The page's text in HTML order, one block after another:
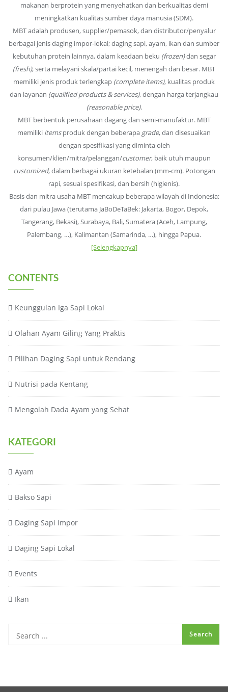
makanan berprotein yang menyehatkan dan berkualitas demi
meningkatkan kualitas sumber daya manusia (SDM).
MBT adalah produsen, supplier/pemasok, dan distributor/penyalur
berbagai jenis daging impor-lokal; daging sapi, ayam, ikan dan sumber
kebutuhan protein lainnya, dalam keadaan beku (frozen)dan segar
(fresh), serta melayani skala/partai kecil, menengah dan besar. MBT
memiliki jenis produk terlengkap (complete items), kualitas produk
dan layanan (qualified products & services), dengan harga terjangkau
(reasonable price).
MBT berbentuk perusahaan dagang dan semi-manufaktur. MBT
memiliki itemsproduk dengan beberapa grade, dan disesuaikan
dengan spesifikasi yang diminta oleh
konsumen/klien/mitra/pelanggan/customer, baik utuh maupun
customized, dalam berbagai ukuran ketebalan (mm-cm). Potongan
rapi, sesuai spesifikasi, dan bersih (higienis).
Basis dan mitra usaha MBT mencakup beberapa wilayah di Indonesia;
dari pulau Jawa (terutama JaBoDeTaBek: Jakarta, Bogor, Depok,
Tangerang, Bekasi), Surabaya, Bali, Sumatera (Aceh, Lampung,
Palembang, …), Kalimantan (Samarinda, …), hingga Papua.
[Selengkapnya]
CONTENTS
Keunggulan Iga Sapi Lokal
Olahan Ayam Giling Yang Praktis
Pilihan Daging Sapi untuk Rendang
Nutrisi pada Kentang
Mengolah Dada Ayam yang Sehat
KATEGORI
Ayam
Bakso Sapi
Daging Sapi Impor
Daging Sapi Lokal
Events
Ikan